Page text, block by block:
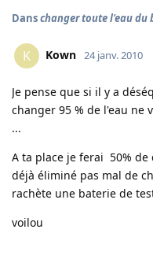
Danschanger toute l'eau du
K Kown 24 janv. 2010
Je pense que si il y a
changer 95 % de l'eau ne
...
A ta place je ferai 50%
déjà éliminé pas mal de
rachète une baterie de
voilou